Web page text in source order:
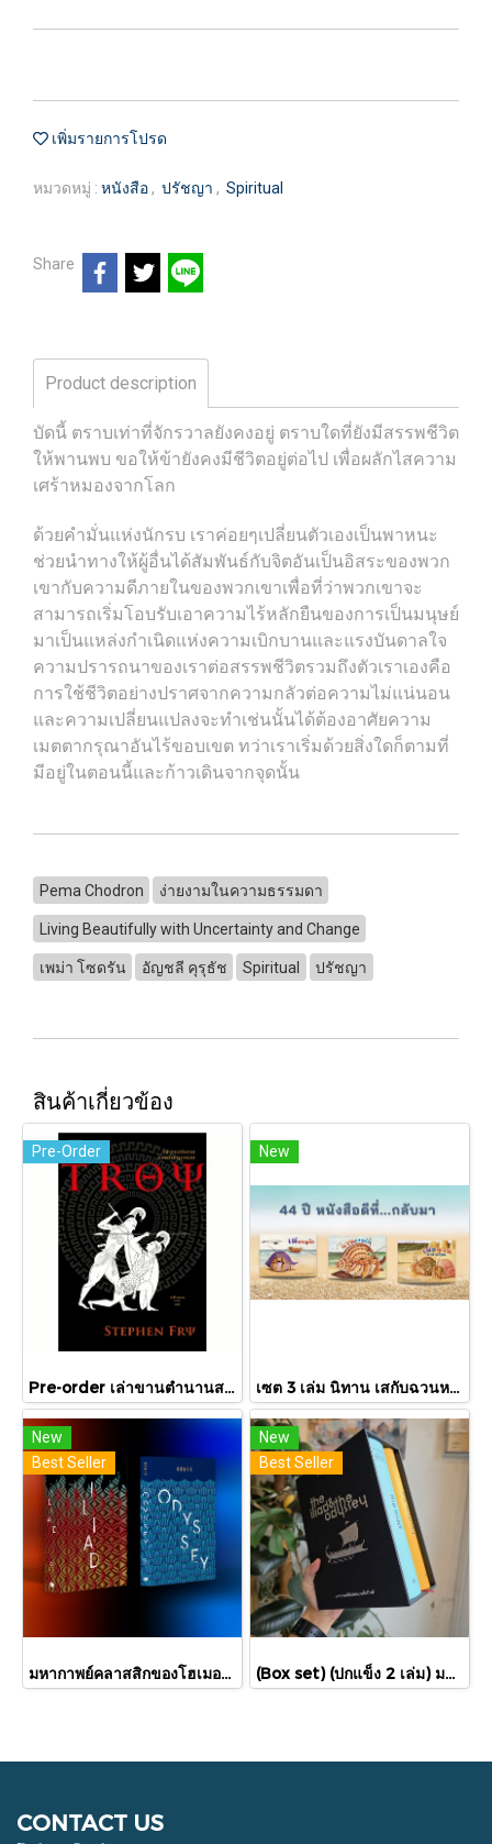
เพิ่มรายการโปรด
หมวดหมู่ : หนังสือ , ปรัชญา , Spiritual
Share
Product description
บัดนี้ ตราบเท่าที่จักรวาลยังคงอยู่ ตราบใดที่ยังมีสรรพชีวิต
ให้พานพบ ขอให้ข้ายังคงมีชีวิตอยู่ต่อไป เพื่อผลักไสความ
เศร้าหมองจากโลก
ด้วยคำมั่นแห่งนักรบ เราค่อยๆเปลี่ยนตัวเองเป็นพาหนะ
ช่วยนำทางให้ผู้อื่นได้สัมพันธ์กับจิตอันเป็นอิสระของพวก
เขากับความดีภายในของพวกเขาเพื่อที่ว่าพวกเขาจะ
สามารถเริ่มโอบรับเอาความไร้หลักยืนของการเป็นมนุษย์
มาเป็นแหล่งกำเนิดแห่งความเบิกบานและแรงบันดาลใจ
ความปรารถนาของเราต่อสรรพชีวิตรวมถึงตัวเราเองคือ
การใช้ชีวิตอย่างปราศจากความกลัวต่อความไม่แน่นอน
และความเปลี่ยนแปลงจะทำเช่นนั้นได้ต้องอาศัยความ
เมตตากรุณาอันไร้ขอบเขต ทว่าเราเริ่มด้วยสิ่งใดก็ตามที่
มีอยู่ในตอนนี้และก้าวเดินจากจุดนั้น
Pema Chodron ง่ายงามในความธรรมดา
Living Beautifully with Uncertainty and Change
เพม่า โซดรัน อัญชลี คุรุธัช Spiritual ปรัชญา
สินค้าเกี่ยวข้อง
Pre-Order
Pre-order เล่าขานตำนานสงครามกรุงทรอย Troy / Stephen Fry / อรสิริ พลเดช / สารคดี
New
เซต 3 เล่ม นิทาน เสกับฉวนหาบ้านใหม่ + เสผจญภัย + ฉวนผจญภัย / ศรีสุรางค์ พูลทรัพย์ / ขวัญเจ้าเอย
New
Best Seller
มหากาพย์คลาสสิกของโฮเมอร์ อีเลียด + โอดิสซีย์ 2 เล่ม Iliad & Odyssey / Homer / ต้นฉบับอังกฤษ: ซามูเอล บัตเลอร์/ผู้แปล ไอริสา ชั้นศิริ / ยิปซี Gypsy
New
Best Seller
(Box set) (ปกแข็ง 2 เล่ม) มหากาพย์อิเลียดและโอดิสซี The Iliad & The Odyssey (ปกแข็ง 2 เล่ม) / โฮเมอร์ Homer / เวธัส, สุริยฉัตร / ทับหนังสือ
CONTACT US